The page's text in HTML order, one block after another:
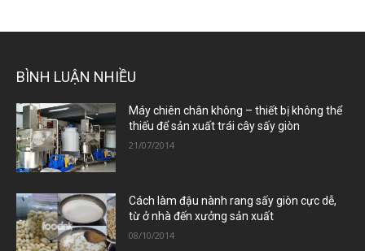
BÌNH LUẬN NHIỀU
Máy chiên chân không – thiết bị không thể
thiếu để sản xuất trái cây sấy giòn
21/07/2014
Cách làm đậu nành rang sấy giòn cực dễ,
từ ở nhà đến xưởng sản xuất
08/10/2014